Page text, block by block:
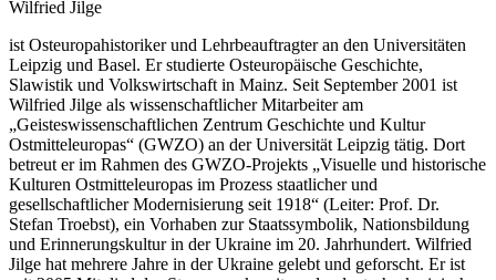
Wilfried Jilge
ist Osteuropahistoriker und Lehrbeauftragter an den Universitäten
Leipzig und Basel. Er studierte Osteuropäische Geschichte,
Slawistik und Volkswirtschaft in Mainz. Seit September 2001 ist
Wilfried Jilge als wissenschaftlicher Mitarbeiter am
„Geisteswissenschaftlichen Zentrum Geschichte und Kultur
Ostmitteleuropas“ (GWZO) an der Universität Leipzig tätig. Dort
betreut er im Rahmen des GWZO-Projekts „Visuelle und historische
Kulturen Ostmitteleuropas im Prozess staatlicher und
gesellschaftlicher Modernisierung seit 1918“ (Leiter: Prof. Dr.
Stefan Troebst), ein Vorhaben zur Staatssymbolik, Nationsbildung
und Erinnerungskultur in der Ukraine im 20. Jahrhundert. Wilfried
Jilge hat mehrere Jahre in der Ukraine gelebt und geforscht. Er ist